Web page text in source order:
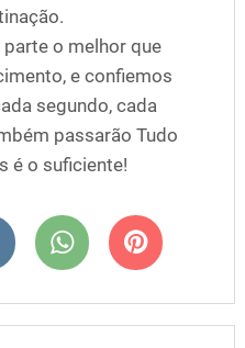
o melhor que
e confiemos
segundo, cada
passarão Tudo
é o suficiente!